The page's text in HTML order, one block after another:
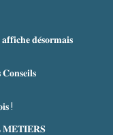
𝐝𝐞́𝐬𝐨𝐫𝐦𝐚𝐢𝐬
!
𝐌𝐄𝐓𝐈𝐄𝐑𝐒